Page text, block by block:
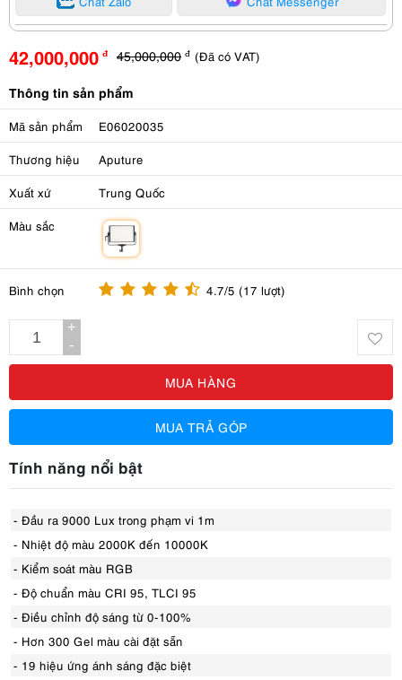
42,000,000 đ 45,000,000 đ (Đã có VAT)
Thông tin sản phẩm
Mã sản phẩm E06020035
Thương hiệu Aputure
Xuất xứ Trung Quốc
Màu sắc
Bình chọn 4.7/5 (17 lượt)
+
-
MUA HÀNG
MUA TRẢ GÓP
Tính năng nổi bật
- Đầu ra 9000 Lux trong phạm vi 1m
- Nhiệt độ màu 2000K đến 10000K
- Kiểm soát màu RGB
- Độ chuẩn màu CRI 95, TLCI 95
- Điều chỉnh độ sáng từ 0-100%
- Hơn 300 Gel màu cài đặt sẵn
- 19 hiệu ứng ánh sáng đặc biệt